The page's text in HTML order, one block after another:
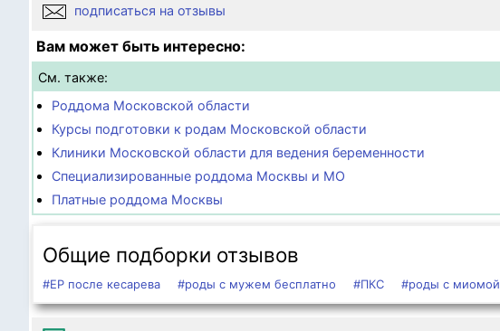
подписаться на отзывы
Вам может быть интересно:
См. также:
Роддома Московской области
Курсы подготовки к родам Московской области
Клиники Московской области для ведения беременности
Специализированные роддома Москвы и МО
Платные роддома Москвы
Общие подборки отзывов
#ЕР после кесарева #роды с мужем бесплатно #ПКС #роды с миомой